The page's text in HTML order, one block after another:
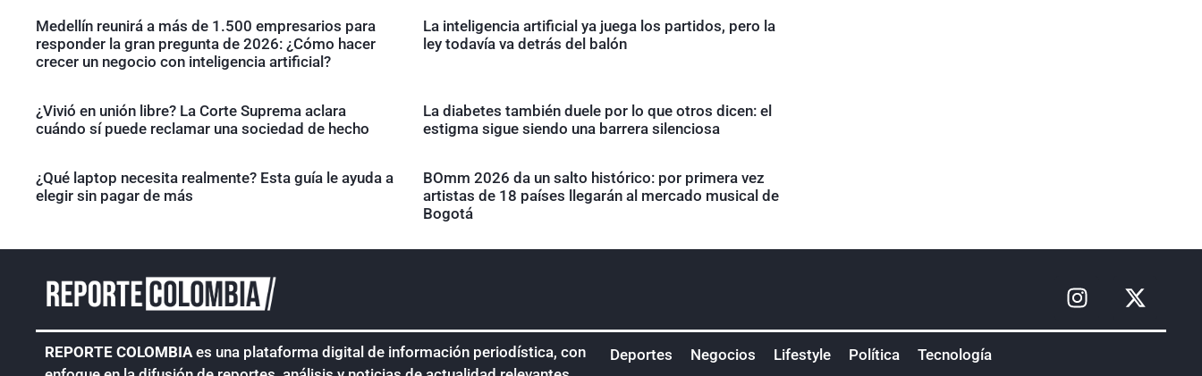
Medellín reunirá a más de 1.500 empresarios para
responder la gran pregunta de 2026: ¿Cómo hacer
crecer un negocio con inteligencia artificial?
La inteligencia artificial ya juega los partidos, pero la
ley todavía va detrás del balón
¿Vivió en unión libre? La Corte Suprema aclara
cuándo sí puede reclamar una sociedad de hecho
La diabetes también duele por lo que otros dicen: el
estigma sigue siendo una barrera silenciosa
¿Qué laptop necesita realmente? Esta guía le ayuda a
elegir sin pagar de más
BOmm 2026 da un salto histórico: por primera vez
artistas de 18 países llegarán al mercado musical de
Bogotá
REPORTE COLOMBIA es una plataforma digital de información periodística, con
Deportes Negocios Lifestyle Política Tecnología